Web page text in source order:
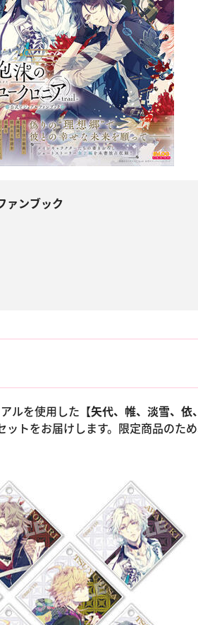
ァンブック
ルを使用した 【矢代、帷、淡雪、依
ットをお届けします。限定商品のた